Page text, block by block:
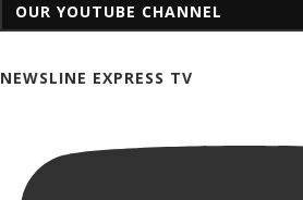
OUR YOUTUBE CHANNEL
NEWSLINE EXPRESS TV